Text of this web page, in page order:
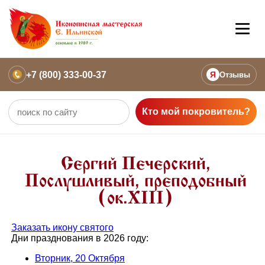
+7 (800) 333-00-37 Я Отзывы
Кто мой покровитель?
Сергий Печерский,
Послушливый, преподобный
(ок.XIII)
Заказать икону святого
Дни празднования в 2026 году:
Вторник, 20 Октября